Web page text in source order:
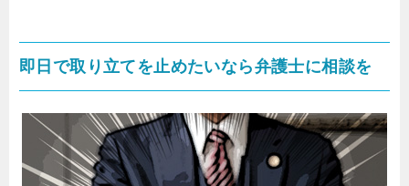
即日で取り立てを止めたいなら弁護士に相談を